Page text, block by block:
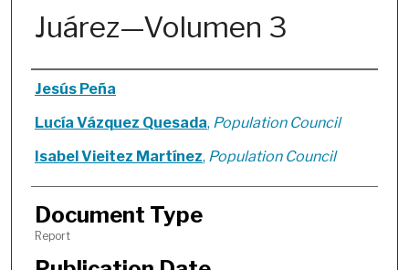
Juárez—Volumen 3
Authors
Jesús Peña
Lucía Vázquez Quesada, Population Council
Isabel Vieitez Martínez, Population Council
Document Type
Report